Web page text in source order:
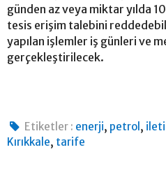
günden az veya miktar yılda
tesis erişim talebini
yapılan işlemler iş günleri ve
gerçekleştirilecek.
Etiketler : enerji, petrol ,
Kırıkkale, tarife